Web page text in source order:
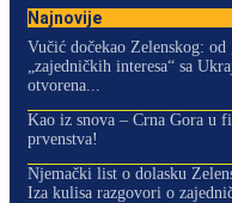
Najnovije
Vučić dočekao Zelenskog: od
„zajedničkih interesa“ sa
otvorena...
Kao iz snova – Crna Gora u
prvenstva!
Njemački list o dolasku
Iza kulisa razgovori o